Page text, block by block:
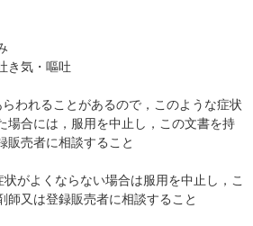
き気・嘔吐
われることがあるので，このような症状
場合には，服用を中止し，この文書を持
販売者に相談すること
がよくならない場合は服用を中止し，こ
師又は登録販売者に相談すること